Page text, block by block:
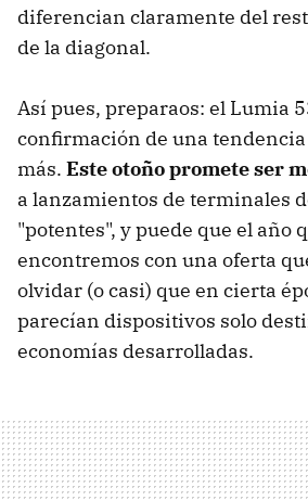
diferencian claramente del
de la diagonal.
Así pues, preparaos: el Lumia
confirmación de una
más. Este otoño promete ser
a lanzamientos de terminales
"potentes", y puede que el año
encontremos con una oferta
olvidar (o casi) que en cierta
parecían dispositivos solo
economías desarrolladas.